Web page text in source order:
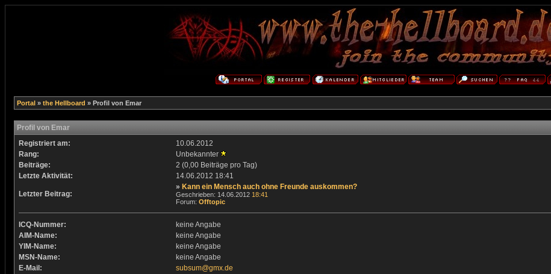
Portal» the Hellboard » Profil von Emar
Profil von Emar
Registriert am:
10.06.2012
Rang:
Unbekannter
Beiträge:
2 (0,00 Beiträge pro Tag)
Letzte Aktivität:
14.06.2012 18:41
Letzter Beitrag:
» Kann ein Mensch auch ohne Freunde auskommen?
Geschrieben: 14.06.2012 18:41
Forum: Offtopic
ICQ-Nummer:
keine Angabe
AIM-Name:
keine Angabe
YIM-Name:
keine Angabe
MSN-Name:
keine Angabe
E-Mail:
subsum@gmx.de